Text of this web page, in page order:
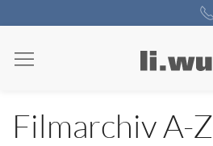
Filmarchiv A-Z